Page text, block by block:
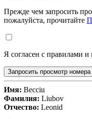
Прежде чем запросить
пожалуйста, прочитайте
Я согласен с правилами и
Запросить просмотр номера
Имя: Becciu
Фамилия: Liubov
Отчество: Leonid